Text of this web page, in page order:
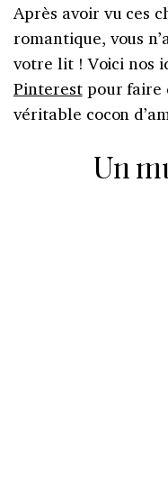
Après avoir vu ces
romantique, vous
votre lit ! Voici nos
Pinterestpour faire
véritable cocon
Un